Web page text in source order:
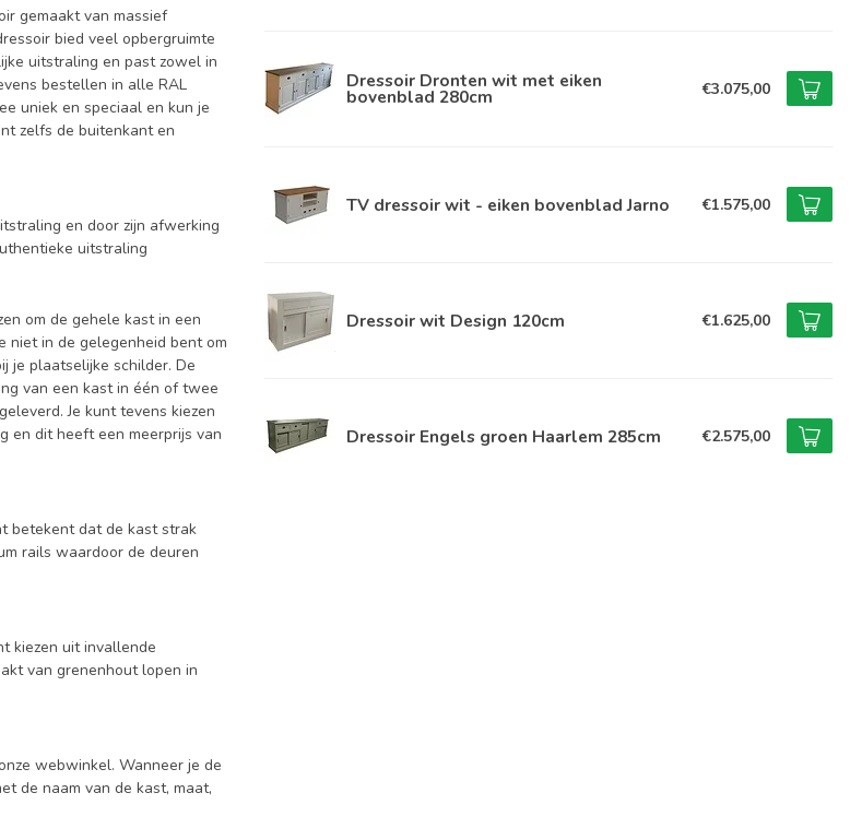
gemaakt van massief
bied veel opbergruimte
uitstraling en past zowel in
bestellen in alle RAL
uniek en speciaal en kun je
zelfs de buitenkant en
en door zijn afwerking
uitstraling
om de gehele kast in een
in de gelegenheid bent om
je plaatselijke schilder. De
van een kast in één of twee
Je kunt tevens kiezen
en dit heeft een meerprijs van
betekent dat de kast strak
rails waardoor de deuren
kiezen uit invallende
van grenenhout lopen in
webwinkel. Wanneer je de
de naam van de kast, maat,
Dressoir Dronten wit met eiken
bovenblad 280cm €3.075,00
TV dressoir wit - eiken bovenblad Jarno €1.575,00
Dressoir wit Design 120cm €1.625,00
Dressoir Engels groen Haarlem 285cm €2.575,00